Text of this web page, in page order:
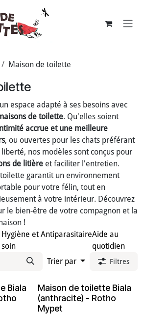
Maison de toilette
espace adapté à ses besoins avec
de toilette. Qu'elles soient
accrue et une meilleure
, ou ouvertes pour les chats préférant
nos modèles sont conçus pour
de litière et faciliter l'entretien.
garantit un environnement
pour votre félin, tout en
à votre intérieur. Découvrez
le bien-être de votre compagnon et la
!
Hygiène et
soin
AntiparasitaireAide au
quotidien
Trier par
Filtres
Biala
Maison de toilette Biala
(anthracite) - Rotho
Mypet